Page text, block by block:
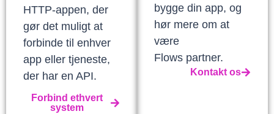
HTTP-appen, der
gør det muligt at
forbinde til enhver
app eller tjeneste,
der har en API.
Forbind ethvert
system
bygge din app, og
hør mere om at
være
Flows partner.
Kontakt os